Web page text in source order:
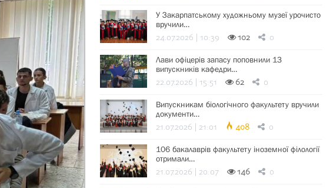
У Закарпатському художньому музеї урочисто
вручили…
24.07.2026 | 10:39 102 0
Лави офіцерів запасу поповнили 13
випускників кафедри…
22.07.2026 | 15:51 62 0
Випускникам біологічного факультету вручили
документи…
21.07.2026 | 21:01 408 0
106 бакалаврів факультету іноземної філології
отримали…
21.07.2026 | 20:07 146 0